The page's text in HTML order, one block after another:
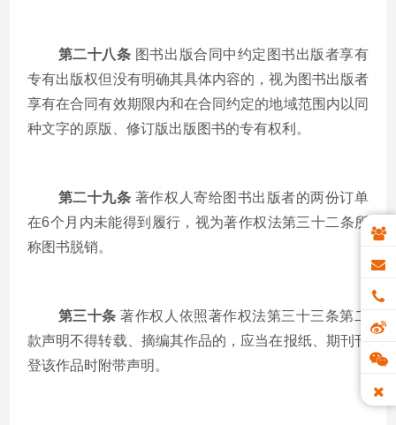
第二十八条 图书出版合同中约定图书出版者享有
专有出版权但没有明确其具体内容的，视为图书出版者
享有在合同有效期限内和在合同约定的地域范围内以同
种文字的原版、修订版出版图书的专有权利。
第二十九条 著作权人寄给图书出版者的两份订单
在6个月内未能得到履行，视为著作权法第三十二条所
称图书脱销。
第三十条著作权人依照著作权法第三十三条第二
款声明不得转载、摘编其作品的，应当在报纸、期刊刊
登该作品时附带声明。